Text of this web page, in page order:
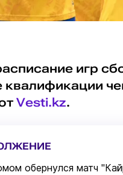
игр
Vesti.kz.
обернулся матч